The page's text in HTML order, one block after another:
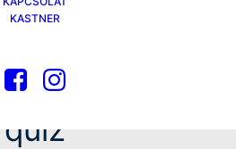
KASTNER
quiz